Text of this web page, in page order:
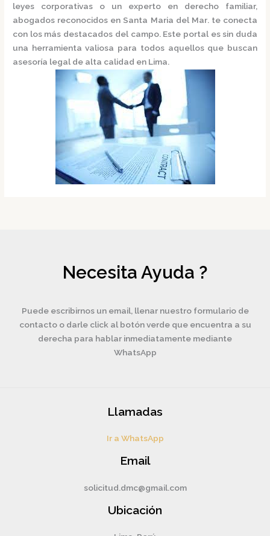
leyes corporativas o un experto en derecho familiar,
abogados reconocidos en Santa Maria del Mar. te conecta
con los más destacados del campo. Este portal es sin duda
una herramienta valiosa para todos aquellos que buscan
asesoría legal de alta calidad en Lima.
Necesita Ayuda ?
Puede escribirnos un email, llenar nuestro formulario de
contacto o darle click al botón verde que encuentra a su
derecha para hablar inmediatamente mediante
WhatsApp
Llamadas
Ir a WhatsApp
Email
solicitud.dmc@gmail.com
Ubicación